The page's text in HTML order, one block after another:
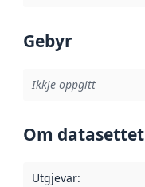
Gebyr
Ikkje oppgitt
Om datasettet
Utgjevar: